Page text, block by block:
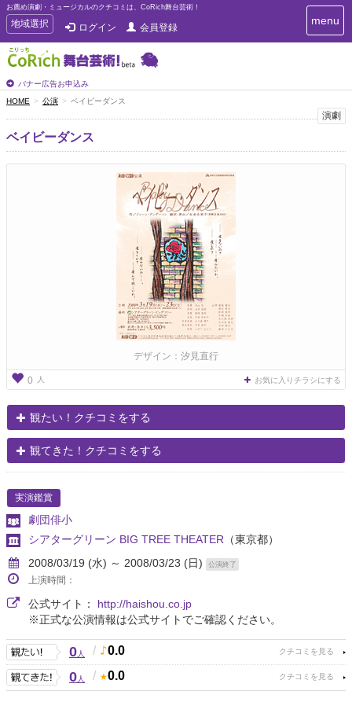
お薦め演劇・ミュージカルのクチコミは、CoRich舞台芸術！
T
o
g
g
e
n
a
地域選択 ログイン 会員登録
バナー広告お申込み
T
o
i
menu
HOME 公演 ベイビーダンス
演劇
ベイビーダンス
デザイン：汐見直行
0 人 お気に入りチラシにする
観たい！クチコミをする
観てきた！クチコミをする
実演鑑賞
劇団俳小
シアターグリーン BIG TREE THEATER （東京都）
2008/03/19 (水) ～ 2008/03/23 (日)
公演終了
上演時間：
公式サイト： http://haishou.co.jp
※正式な公演情報は公式サイトでご確認ください。
0人 / 0.0
0人 / 0.0